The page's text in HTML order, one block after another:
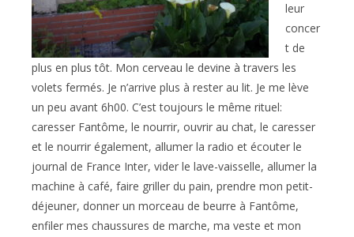
leur
concer
t de
plus en plus tôt. Mon cerveau le devine à travers les
volets fermés. Je n’arrive plus à rester au lit. Je me lève
un peu avant 6h00. C’est toujours le même rituel:
caresser Fantôme, le nourrir, ouvrir au chat, le caresser
et le nourrir également, allumer la radio et écouter le
journal de France Inter, vider le lave-vaisselle, allumer la
machine à café, faire griller du pain, prendre mon petit-
déjeuner, donner un morceau de beurre à Fantôme,
enfiler mes chaussures de marche, ma veste et mon